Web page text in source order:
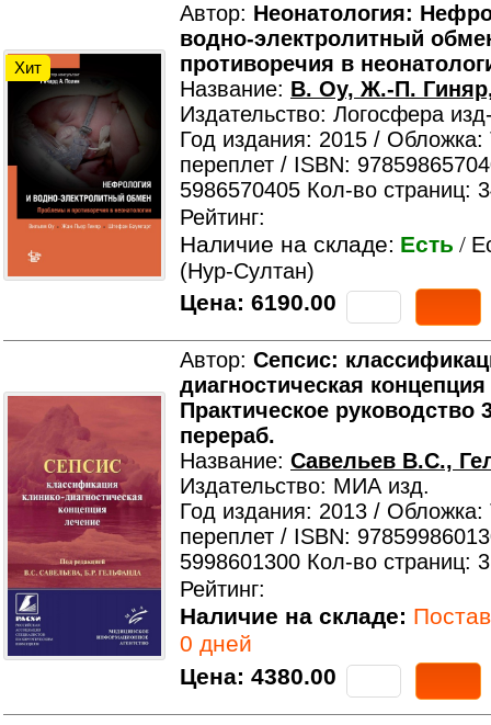
Хит
Автор: Неонатология:
водно-электролитный
противоречия в
Название: В. Оу, Ж.-П.
Издательство: Логосфера
Год издания: 2015 /
переплет / ISBN:
5986570405 Кол-во страниц:
Рейтинг:
Наличие на складе: Есть /
(Нур-Султан)
Цена: 6190.00
Автор: Сепсис:
диагностическая
Практическое руководство
перераб.
Название: Савельев В.С.,
Издательство: МИА изд.
Год издания: 2013 /
переплет / ISBN:
5998601300 Кол-во страниц:
Рейтинг:
Наличие на складе:
0 дней
Цена: 4380.00